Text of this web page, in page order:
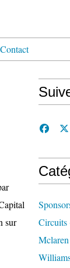
Contact
sur
Circuits
Mclaren